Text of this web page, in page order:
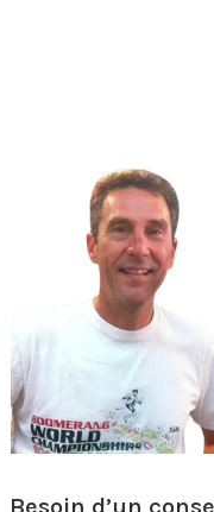
Besoin d’un